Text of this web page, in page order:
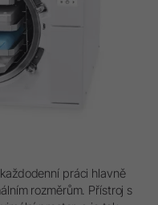
práci hlavně
rozměrům. Přístroj s